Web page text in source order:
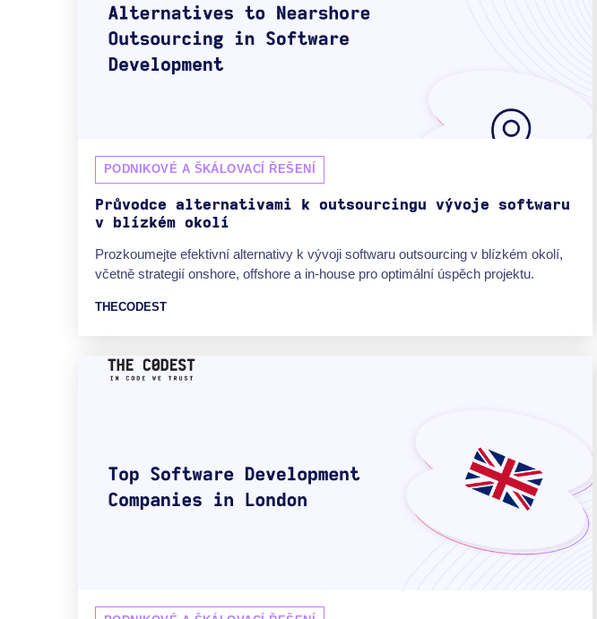
PODNIKOVÉ A ŠKÁLOVACÍ ŘEŠENÍ
Průvodce alternativami k outsourcingu vývoje softwaru
v blízkém okolí
Prozkoumejte efektivní alternativy k vývoji softwaru outsourcing v blízkém okolí,
včetně strategií onshore, offshore a in-house pro optimální úspěch projektu.
THECODEST